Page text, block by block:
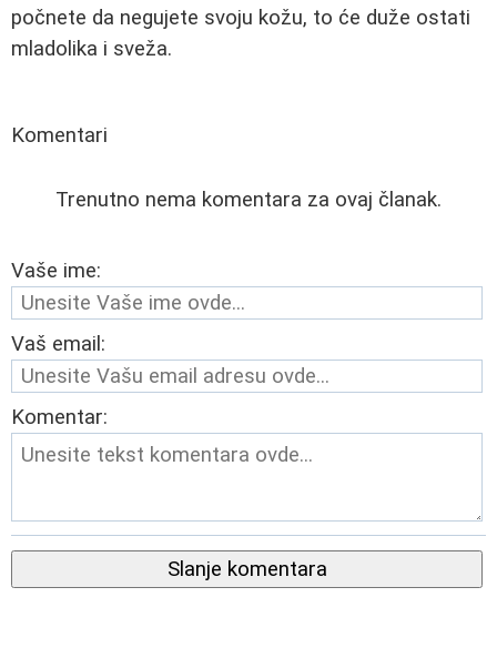
počnete da negujete svoju kožu, to će duže ostati
mladolika i sveža.
Komentari
Trenutno nema komentara za ovaj članak.
Vaše ime:
Vaš email:
Komentar:
Slanje komentara